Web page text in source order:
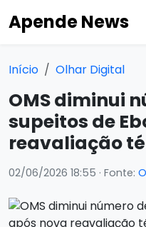
Apende News
Início Olhar Digital
OMS diminui
supeitos de
reavaliação
02/06/2026 18:55 · Fonte: